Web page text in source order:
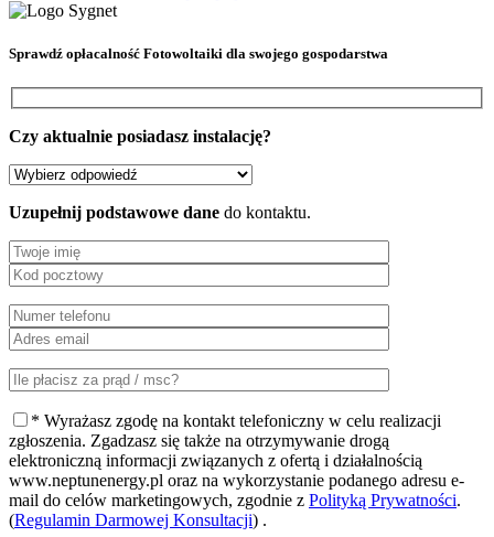
Sprawdź opłacalność Fotowoltaiki dla swojego gospodarstwa
Czy aktualnie posiadasz instalację?
Uzupełnij podstawowe dane do kontaktu.
* Wyrażasz zgodę na kontakt telefoniczny w celu realizacji
zgłoszenia. Zgadzasz się także na otrzymywanie drogą
elektroniczną informacji związanych z ofertą i działalnością
www.neptunenergy.pl oraz na wykorzystanie podanego adresu e-
mail do celów marketingowych, zgodnie z Polityką Prywatności.
(Regulamin Darmowej Konsultacji) .